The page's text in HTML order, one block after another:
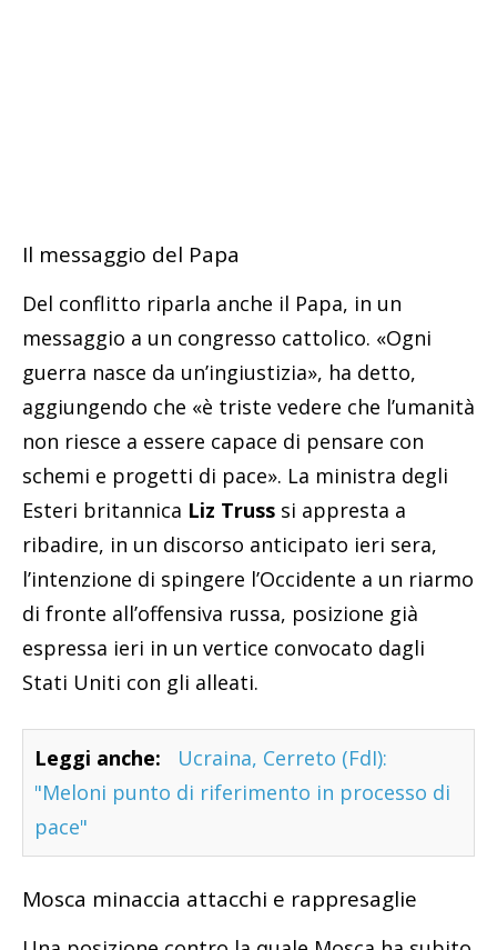
Il messaggio del Papa
Del conflitto riparla anche il Papa, in un
messaggio a un congresso cattolico. «Ogni
guerra nasce da un’ingiustizia», ha detto,
aggiungendo che «è triste vedere che l’umanità
non riesce a essere capace di pensare con
schemi e progetti di pace». La ministra degli
Esteri britannica Liz Truss si appresta a
ribadire, in un discorso anticipato ieri sera,
l’intenzione di spingere l’Occidente a un riarmo
di fronte all’offensiva russa, posizione già
espressa ieri in un vertice convocato dagli
Stati Uniti con gli alleati.
Leggi anche:
Ucraina, Cerreto (FdI):
"Meloni punto di riferimento in processo di
pace"
Mosca minaccia attacchi e rappresaglie